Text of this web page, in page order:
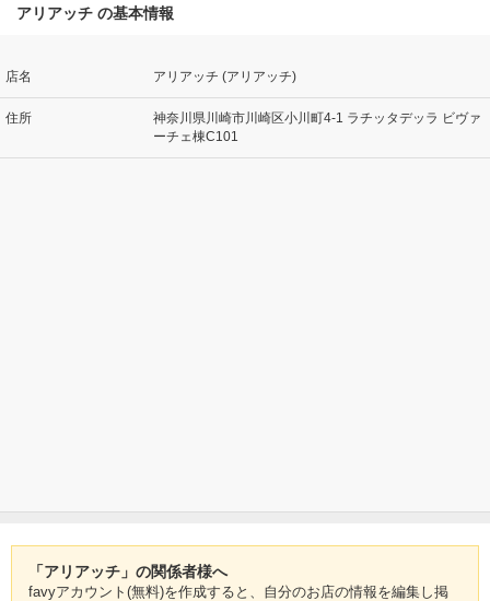
アリアッチ の基本情報
店名 アリアッチ (アリアッチ)
住所
神奈川県川崎市川崎区小川町4-1 ラチッタデッラ ビヴァ
ーチェ棟C101
「アリアッチ」の関係者様へ
favyアカウント(無料)を作成すると、自分のお店の情報を編集し掲